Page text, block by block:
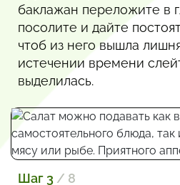
баклажан переложите в
посолите и дайте
чтоб из него вышла
истечении времени
выделилась.
Шаг 3 / 8